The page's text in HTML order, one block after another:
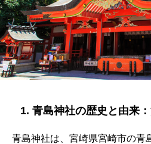
1. 青島神社の歴史と由来
青島神社は、宮崎県宮崎市の青